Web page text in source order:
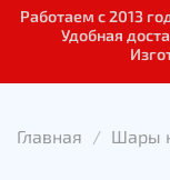
Работаем с 2013
Удобная
Главная Шары